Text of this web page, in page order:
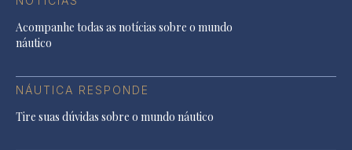
Acompanhe todas as notícias sobre o mundo
náutico
NÁUTICA RESPONDE
Tire suas dúvidas sobre o mundo náutico